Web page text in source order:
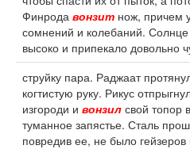
Финрода вонзит нож, причем
сомнений и колебаний.
высоко и припекало довольно
струйку пара. Раджаат
когтистую руку. Рикус
изгороди и вонзил свой топор
туманное запястье. Сталь
повредив ее, не было гейзеров